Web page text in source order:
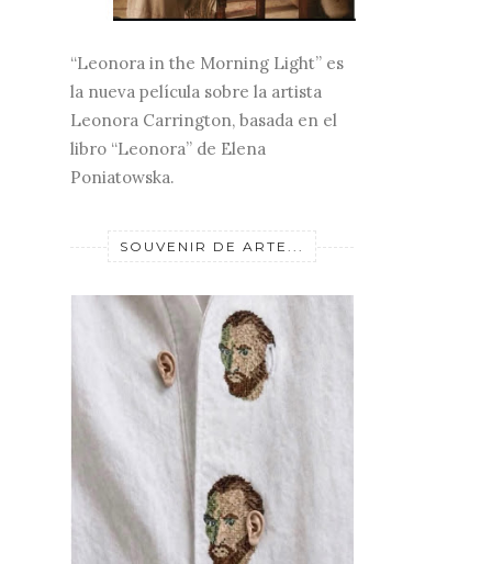
“Leonora in the Morning Light” es
la nueva película sobre la artista
Leonora Carrington, basada en el
libro “Leonora” de Elena
Poniatowska.
SOUVENIR DE ARTE...